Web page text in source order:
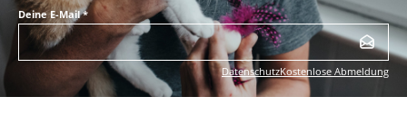
Deine E-Mail*
DatenschutzKostenlose Abmeldung